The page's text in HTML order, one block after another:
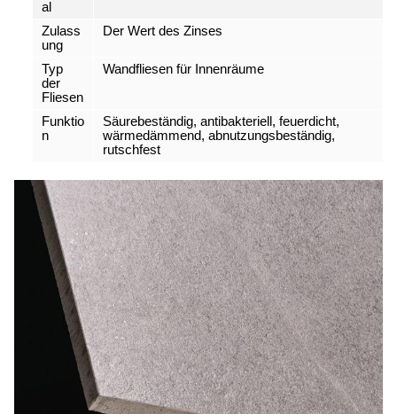
al
Zulass
ung
Der Wert des Zinses
Typ
der
Fliesen
Wandfliesen für Innenräume
Funktio
n
Säurebeständig, antibakteriell, feuerdicht,
wärmedämmend, abnutzungsbeständig,
rutschfest